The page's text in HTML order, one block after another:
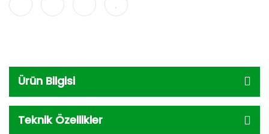
Ürün Bilgisi
Teknik Özellikler